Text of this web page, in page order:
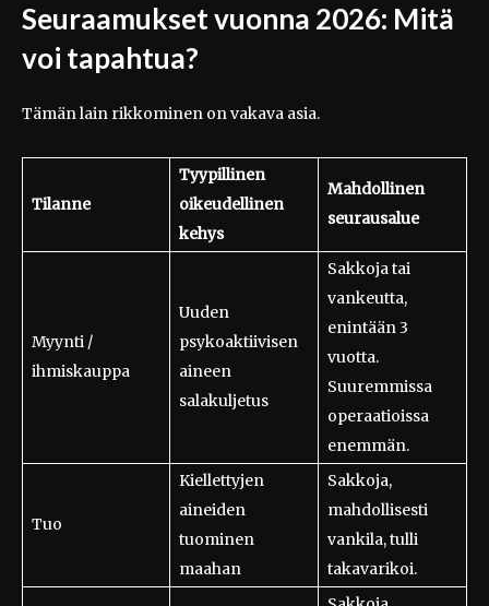
Seuraamukset vuonna 2026: Mitä
voi tapahtua?
Tämän lain rikkominen on vakava asia.
Tilanne
Tyypillinen
oikeudellinen
kehys
Mahdollinen
seurausalue
Myynti /
ihmiskauppa
Uuden
psykoaktiivisen
aineen
salakuljetus
Sakkoja tai
vankeutta,
enintään 3
vuotta.
Suuremmissa
operaatioissa
enemmän.
Tuo
Kiellettyjen
aineiden
tuominen
maahan
Sakkoja,
mahdollisesti
vankila, tulli
takavarikoi.